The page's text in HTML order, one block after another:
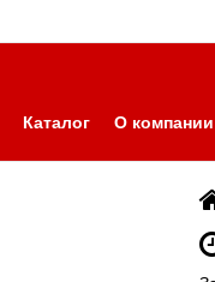
Каталог О компании